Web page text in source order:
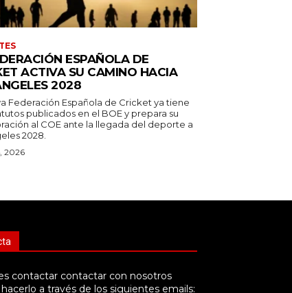
ESPAÑOLA DE
ACTIVA SU CAMINO HACIA
2028
Federación Española de Cricket ya tiene
publicados en el BOE y prepara su
al COE ante la llegada del deporte a
2028.
2026
contactar contactar con nosotros
a través de los siguientes emails: